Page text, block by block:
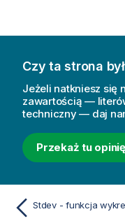
Czy ta strona
Jeżeli natkniesz się
zawartością —
techniczny — daj
Przekaż tu opinię
Stdev - funkcja